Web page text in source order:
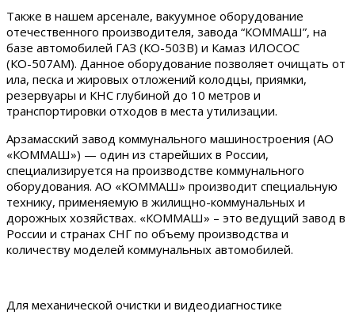
Также в нашем арсенале, вакуумное оборудование
отечественного производителя, завода “КОММАШ”, на
базе автомобилей ГАЗ (КО-503В) и Камаз ИЛОСОС
(КО-507АМ). Данное оборудование позволяет очищать от
ила, песка и жировых отложений колодцы, приямки,
резервуары и КНС глубиной до 10 метров и
транспортировки отходов в места утилизации.
Арзамасский завод коммунального машиностроения (АО
«КОММАШ») — один из старейших в России,
специализируется на производстве коммунального
оборудования. АО «КОММАШ» производит специальную
технику, применяемую в жилищно-коммунальных и
дорожных хозяйствах. «КОММАШ» – это ведущий завод в
России и странах СНГ по объему производства и
количеству моделей коммунальных автомобилей.
Для механической очистки и видеодиагностике